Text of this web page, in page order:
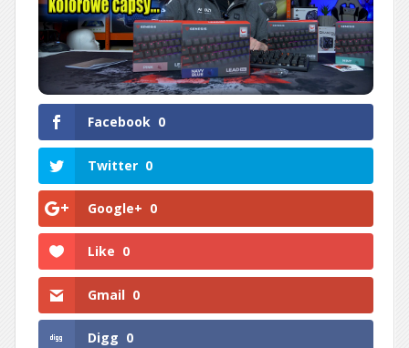
Facebook 0
Twitter 0
Google+ 0
Like 0
Gmail 0
Digg 0